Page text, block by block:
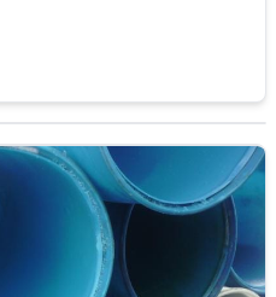
увлажняет и смягчает кожу,
на протяжении не менее 2-
ГОСТ 31679-2012. Аромат:
Собственное